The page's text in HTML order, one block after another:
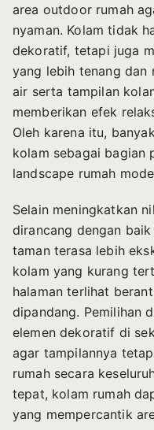
area outdoor rumah
nyaman. Kolam tidak
dekoratif, tetapi juga
yang lebih tenang dan
air serta tampilan
memberikan efek
Oleh karena itu,
kolam sebagai bagian
landscape rumah
Selain meningkatkan
dirancang dengan
taman terasa lebih
kolam yang kurang
halaman terlihat
dipandang. Pemilihan
elemen dekoratif di
agar tampilannya
rumah secara
tepat, kolam rumah
yang mempercantik